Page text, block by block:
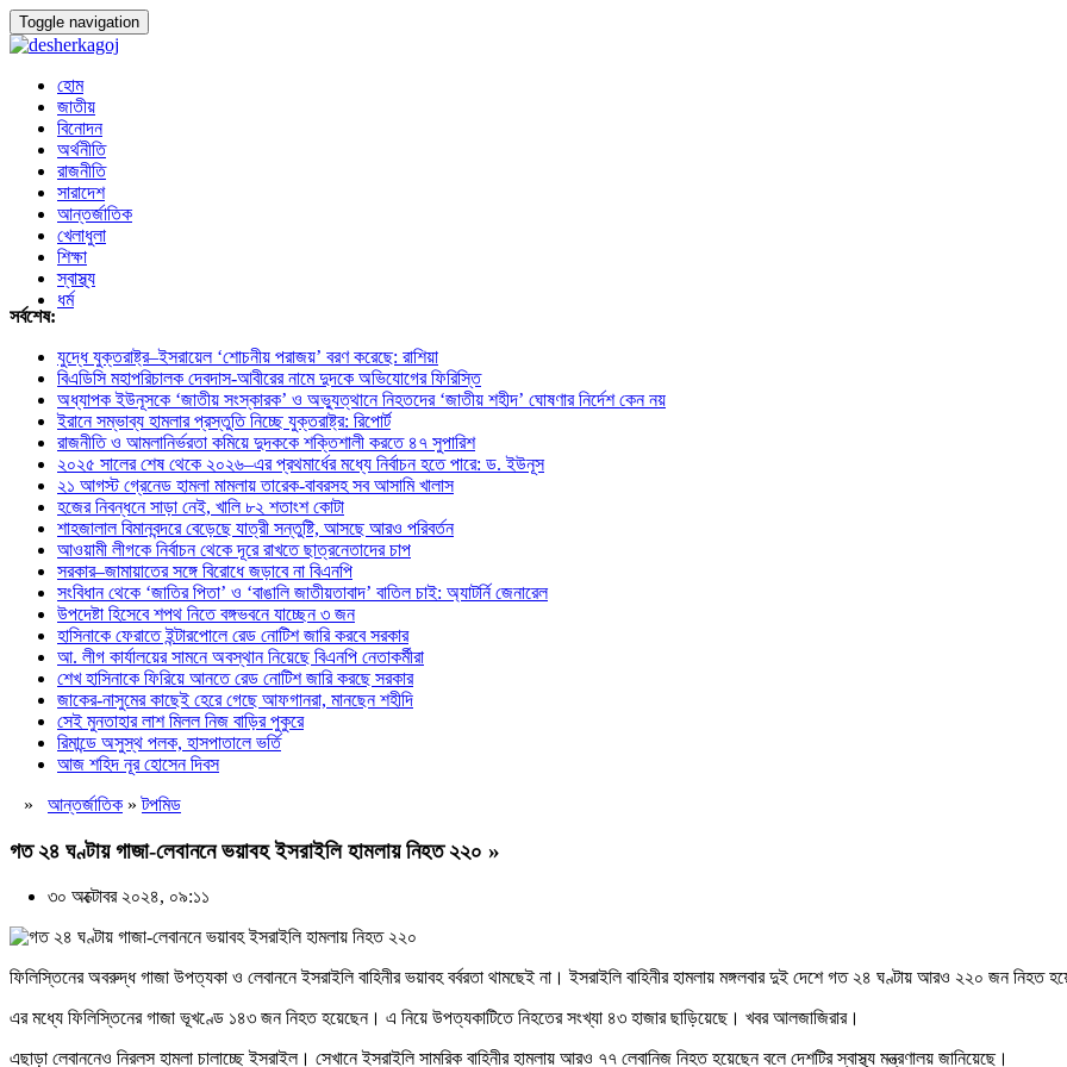
Toggle navigation
হোম
জাতীয়
বিনোদন
অর্থনীতি
রাজনীতি
সারাদেশ
আন্তর্জাতিক
খেলাধুলা
শিক্ষা
স্বাস্থ্য
ধর্ম
সর্বশেষ:
যুদ্ধে যুক্তরাষ্ট্র–ইসরায়েল ‘শোচনীয় পরাজয়’ বরণ করেছে: রাশিয়া
বিএডিসি মহাপরিচালক দেবদাস-আবীরের নামে দুদকে অভিযোগের ফিরিস্তি
অধ্যাপক ইউনূসকে ‘জাতীয় সংস্কারক’ ও অভ্যুত্থানে নিহতদের ‘জাতীয় শহীদ’ ঘোষণার নির্দেশ কেন নয়
ইরানে সম্ভাব্য হামলার প্রস্তুতি নিচ্ছে যুক্তরাষ্ট্র: রিপোর্ট
রাজনীতি ও আমলানির্ভরতা কমিয়ে দুদককে শক্তিশালী করতে ৪৭ সুপারিশ
২০২৫ সালের শেষ থেকে ২০২৬–এর প্রথমার্ধের মধ্যে নির্বাচন হতে পারে: ড. ইউনূস
২১ আগস্ট গ্রেনেড হামলা মামলায় তারেক-বাবরসহ সব আসামি খালাস
হজের নিবন্ধনে সাড়া নেই, খালি ৮২ শতাংশ কোটা
শাহজালাল বিমানবন্দরে বেড়েছে যাত্রী সন্তুষ্টি, আসছে আরও পরিবর্তন
আওয়ামী লীগকে নির্বাচন থেকে দূরে রাখতে ছাত্রনেতাদের চাপ
সরকার–জামায়াতের সঙ্গে বিরোধে জড়াবে না বিএনপি
সংবিধান থেকে ‘জাতির পিতা’ ও ‘বাঙালি জাতীয়তাবাদ’ বাতিল চাই: অ্যাটর্নি জেনারেল
উপদেষ্টা হিসেবে শপথ নিতে বঙ্গভবনে যাচ্ছেন ৩ জন
হাসিনাকে ফেরাতে ইন্টারপোলে রেড নোটিশ জারি করবে সরকার
আ. লীগ কার্যালয়ের সামনে অবস্থান নিয়েছে বিএনপি নেতাকর্মীরা
শেখ হাসিনাকে ফিরিয়ে আনতে রেড নোটিশ জারি করছে সরকার
জাকের-নাসুমের কাছেই হেরে গেছে আফগানরা, মানছেন শহীদি
সেই মুনতাহার লাশ মিলল নিজ বাড়ির পুকুরে
রিমান্ডে অসুস্থ পলক, হাসপাতালে ভর্তি
আজ শহিদ নূর হোসেন দিবস
» আন্তর্জাতিক »টপমিড
গত ২৪ ঘণ্টায় গাজা-লেবাননে ভয়াবহ ইসরাইলি হামলায় নিহত ২২০ »
৩০ অক্টোবর ২০২৪, ০৯:১১
ফিলিস্তিনের অবরুদ্ধ গাজা উপত্যকা ও লেবাননে ইসরাইলি বাহিনীর ভয়াবহ বর্বরতা থামছেই না। ইসরাইলি বাহিনীর হামলায় মঙ্গলবার দুই দেশে গত ২৪ ঘণ্টায় আরও ২২০ জন নিহত
এর মধ্যে ফিলিস্তিনের গাজা ভূখণ্ডে ১৪৩ জন নিহত হয়েছেন। এ নিয়ে উপত্যকাটিতে নিহতের সংখ্যা ৪৩ হাজার ছাড়িয়েছে। খবর আলজাজিরার।
এছাড়া লেবাননেও নিরলস হামলা চালাচ্ছে ইসরাইল। সেখানে ইসরাইলি সামরিক বাহিনীর হামলায় আরও ৭৭ লেবানিজ নিহত হয়েছেন বলে দেশটির স্বাস্থ্য মন্ত্রণালয় জানিয়েছে।